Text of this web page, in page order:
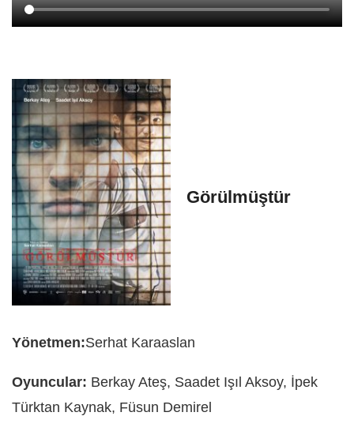
Görülmüştür
Yönetmen:Serhat Karaaslan
Oyuncular: Berkay Ateş, Saadet Işıl Aksoy, İpek
Türktan Kaynak, Füsun Demirel